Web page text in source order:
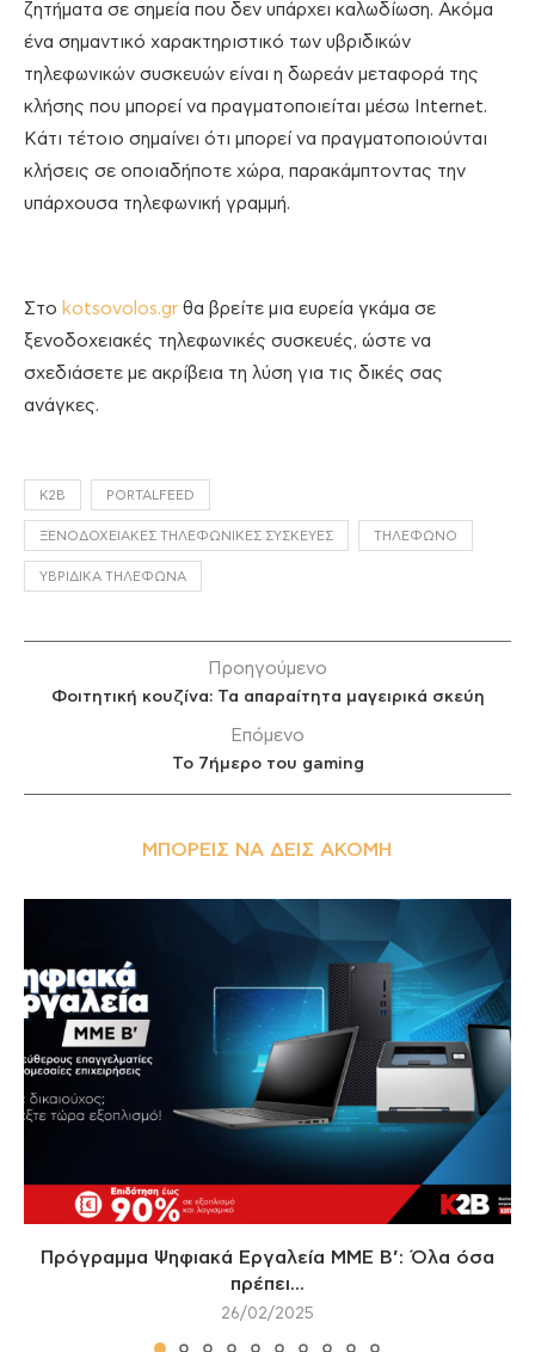
ζητήματα σε σημεία που δεν υπάρχει καλωδίωση. Ακόμα
ένα σημαντικό χαρακτηριστικό των υβριδικών
τηλεφωνικών συσκευών είναι η δωρεάν μεταφορά της
κλήσης που μπορεί να πραγματοποιείται μέσω Internet.
Κάτι τέτοιο σημαίνει ότι μπορεί να πραγματοποιούνται
κλήσεις σε οποιαδήποτε χώρα, παρακάμπτοντας την
υπάρχουσα τηλεφωνική γραμμή.
Στο kotsovolos.gr θα βρείτε μια ευρεία γκάμα σε
ξενοδοχειακές τηλεφωνικές συσκευές, ώστε να
σχεδιάσετε με ακρίβεια τη λύση για τις δικές σας
ανάγκες.
K2B PORTALFEED
ΞΕΝΟΔΟΧΕΙΑΚΈΣ ΤΗΛΕΦΩΝΙΚΈΣ ΣΥΣΚΕΥΈΣ ΤΗΛΈΦΩΝΟ
ΥΒΡΙΔΙΚΆ ΤΗΛΈΦΩΝΑ
Προηγούμενο
Φοιτητική κουζίνα: Τα απαραίτητα μαγειρικά σκεύη
Επόμενο
Το 7ήμερο του gaming
ΜΠΟΡΕΊΣ ΝΑ ΔΕΙΣ ΑΚΌΜΗ
Πρόγραμμα Ψηφιακά Εργαλεία ΜΜΕ Β’: Όλα όσα
πρέπει...
26/02/2025